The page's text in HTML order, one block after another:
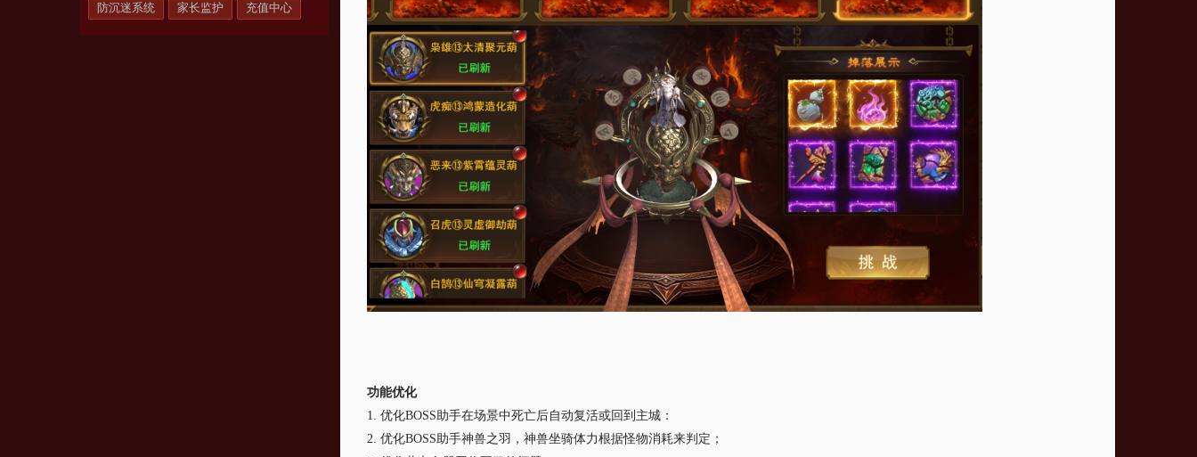
防沉迷系统 家长监护 充值中心
功能优化
1. 优化BOSS助手在场景中死亡后自动复活或回到主城：
2. 优化BOSS助手神兽之羽，神兽坐骑体力根据怪物消耗来判定；